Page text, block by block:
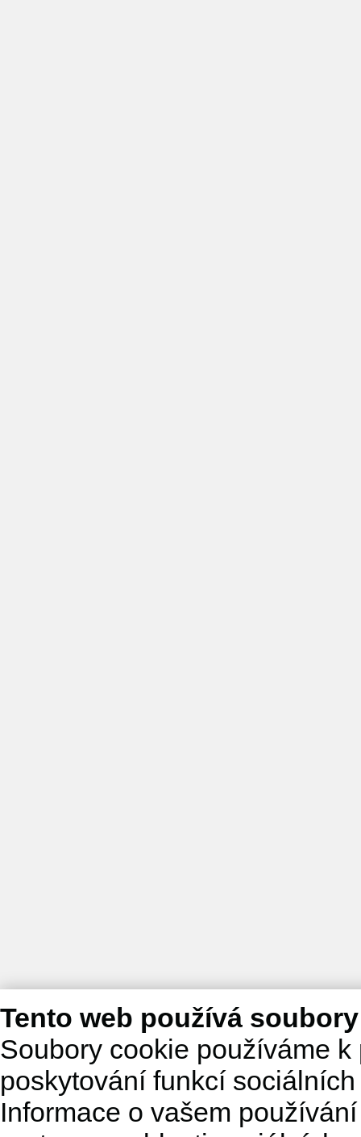
Tento web používá
Soubory cookie používáme
poskytování funkcí
Informace o vašem